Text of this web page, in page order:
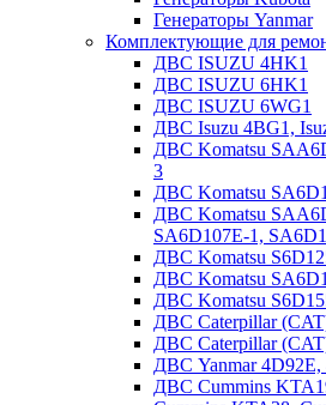
Генераторы Yanmar
Комплектующие для
ДВС ISUZU 4HK1
ДВС ISUZU 6HK1
ДВС ISUZU 6WG1
ДВС Isuzu 4BG1,
ДВС Komatsu
3
ДВС Komatsu
ДВС Komatsu
SA6D107E-1,
ДВС Komatsu
ДВС Komatsu
ДВС Komatsu
ДВС Caterpillar
ДВС Caterpillar
ДВС Yanmar
ДВС Cummins